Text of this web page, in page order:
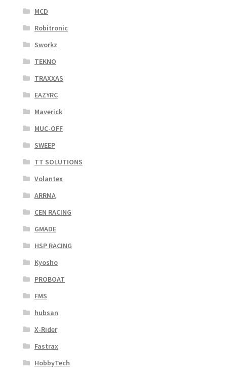
MCD
Robitronic
Sworkz
TEKNO
TRAXXAS
EAZYRC
Maverick
MUC-OFF
SWEEP
TT SOLUTIONS
Volantex
ARRMA
CEN RACING
GMADE
HSP RACING
Kyosho
PROBOAT
FMS
hubsan
X-Rider
Fastrax
HobbyTech